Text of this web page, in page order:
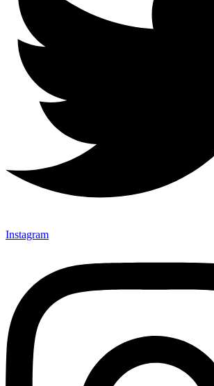
Instagram